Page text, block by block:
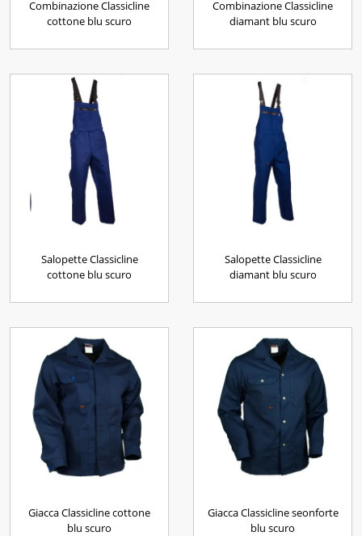
Combinazione Classicline
cottone blu scuro
Combinazione Classicline
diamant blu scuro
Salopette Classicline
cottone blu scuro
Salopette Classicline
diamant blu scuro
Giacca Classicline cottone
blu scuro
Giacca Classicline seonforte
blu scuro